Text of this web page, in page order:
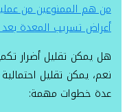
من هم الممنوعين من
أعراض تسريب المعدة بعد
هل يمكن تقليل أضرار
نعم، يمكن تقليل
عدة خطوات مهمة: